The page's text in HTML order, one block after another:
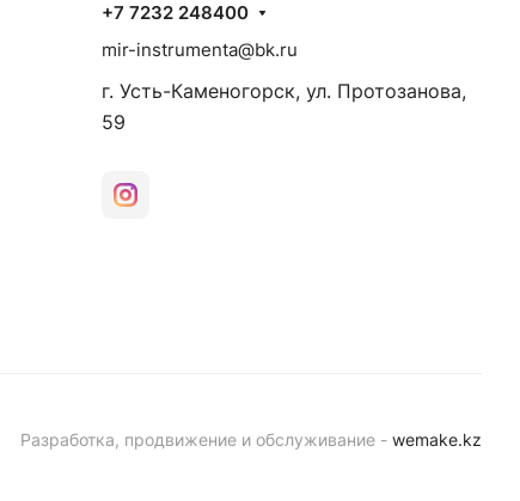
+7 7232 248400
mir-instrumenta@bk.ru
г. Усть-Каменогорск, ул. Протозанова,
59
Разработка, продвижение и обслуживание - wemake.kz